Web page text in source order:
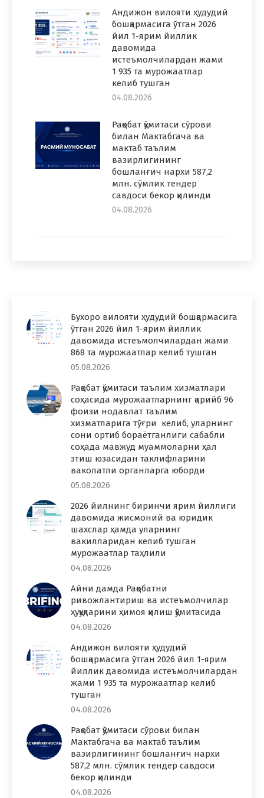
Андижон вилояти ҳудудий
бошқармасига ўтган 2026
йил 1-ярим йиллик
давомида
истеъмолчилардан жами
1 935 та мурожаатлар
келиб тушган
04.08.2026
Рақобат қўмитаси сўрови
билан Мактабгача ва
мактаб таълим
вазирлигининг
бошланғич нархи 587,2
млн. сўмлик тендер
савдоси бекор қилинди
04.08.2026
Бухоро вилояти ҳудудий бошқармасига
ўтган 2026 йил 1-ярим йиллик
давомида истеъмолчилардан жами
868 та мурожаатлар келиб тушган
05.08.2026
Рақобат қўмитаси таълим хизматлари
соҳасида мурожаатларнинг қарийб 96
фоизи нодавлат таълим
хизматларига тўғри келиб, уларнинг
сони ортиб бораётганлиги сабабли
соҳада мавжуд муаммоларни ҳал
этиш юзасидан таклифларини
ваколатли органларга юборди
05.08.2026
2026 йилнинг биринчи ярим йиллиги
давомида жисмоний ва юридик
шахслар ҳамда уларнинг
вакилларидан келиб тушган
мурожаатлар таҳлили
04.08.2026
Айни дамда Рақобатни
ривожлантириш ва истеъмолчилар
ҳуқуқларини ҳимоя қилиш қўмитасида
04.08.2026
Андижон вилояти ҳудудий
бошқармасига ўтган 2026 йил 1-ярим
йиллик давомида истеъмолчилардан
жами 1 935 та мурожаатлар келиб
тушган
04.08.2026
Рақобат қўмитаси сўрови билан
Мактабгача ва мактаб таълим
вазирлигининг бошланғич нархи
587,2 млн. сўмлик тендер савдоси
бекор қилинди
04.08.2026